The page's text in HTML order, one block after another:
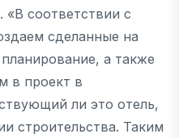
«В соответствии с
сделанные на
а также
в проект в
ли это отель,
строительства. Таким